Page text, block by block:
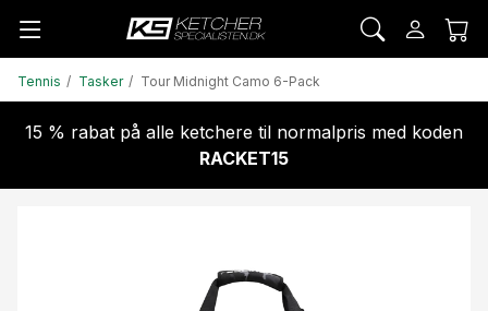
Tennis Tasker Tour Midnight Camo 6-Pack
15 % rabat på alle ketchere til normalpris med koden
RACKET15